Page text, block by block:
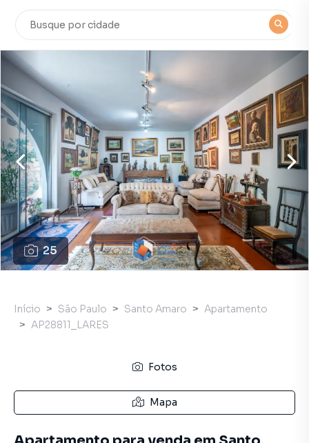
25
Início São Paulo Santo Amaro
Apartamento
AP28811_LARES
Fotos
Mapa